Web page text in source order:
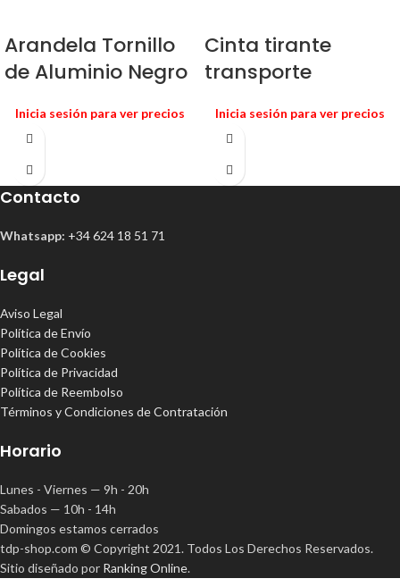
Arandela Tornillo
de Aluminio Negro
Inicia sesión para ver precios
Cinta tirante
transporte
Inicia sesión para ver precios
Contacto
Whatsapp: +34 624 18 51 71
Legal
Aviso Legal
Política de Envío
Política de Cookies
Política de Privacidad
Política de Reembolso
Términos y Condiciones de Contratación
Horario
Lunes - Viernes — 9h - 20h
Sabados — 10h - 14h
Domingos estamos cerrados
tdp-shop.com © Copyright 2021. Todos Los Derechos Reservados.
Sitio diseñado por Ranking Online.